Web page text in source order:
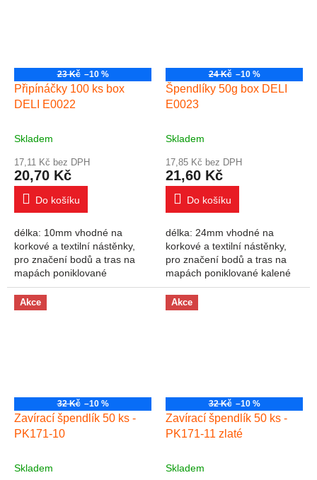
23 Kč –10 %
Připínáčky 100 ks box
DELI E0022
Skladem
17,11 Kč bez DPH
20,70 Kč
Do košíku
délka: 10mm vhodné na
korkové a textilní nástěnky,
pro značení bodů a tras na
mapách poniklované
24 Kč –10 %
Špendlíky 50g box DELI
E0023
Skladem
17,85 Kč bez DPH
21,60 Kč
Do košíku
délka: 24mm vhodné na
korkové a textilní nástěnky,
pro značení bodů a tras na
mapách poniklované kalené
Akce
32 Kč –10 %
Zavírací špendlík 50 ks -
PK171-10
Skladem
Akce
32 Kč –10 %
Zavírací špendlík 50 ks -
PK171-11 zlaté
Skladem